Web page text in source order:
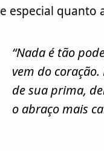
e especial quanto
“Nada é tão
vem do
de sua prima,
o abraço mais